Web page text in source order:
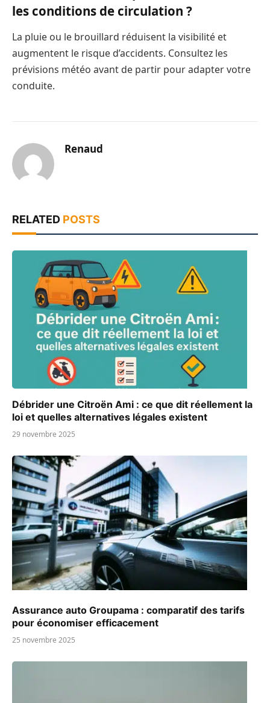
les conditions de circulation ?
La pluie ou le brouillard réduisent la visibilité et
augmentent le risque d’accidents. Consultez les
prévisions météo avant de partir pour adapter votre
conduite.
Renaud
RELATED POSTS
Débrider une Citroën Ami : ce que dit réellement la
loi et quelles alternatives légales existent
29 novembre 2025
Assurance auto Groupama : comparatif des tarifs
pour économiser efficacement
25 novembre 2025